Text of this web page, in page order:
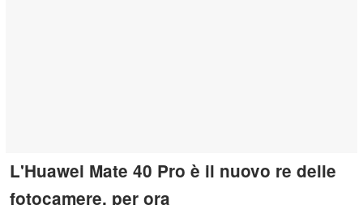
L'Huawei Mate 40 Pro è il nuovo re delle
fotocamere, per ora